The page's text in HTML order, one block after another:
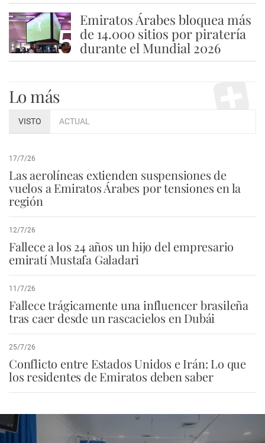
5
Emiratos Árabes bloquea más
de 14.000 sitios por piratería
durante el Mundial 2026
Lo más
VISTO ACTUAL
17/7/26
Las aerolíneas extienden suspensiones de
vuelos a Emiratos Árabes por tensiones en la
región
12/7/26
Fallece a los 24 años un hijo del empresario
emiratí Mustafa Galadari
11/7/26
Fallece trágicamente una influencer brasileña
tras caer desde un rascacielos en Dubái
25/7/26
Conflicto entre Estados Unidos e Irán: Lo que
los residentes de Emiratos deben saber